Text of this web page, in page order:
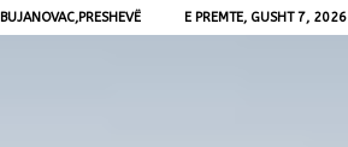
BUJANOVAC,PRESHEVË E PREMTE, GUSHT 7, 2026